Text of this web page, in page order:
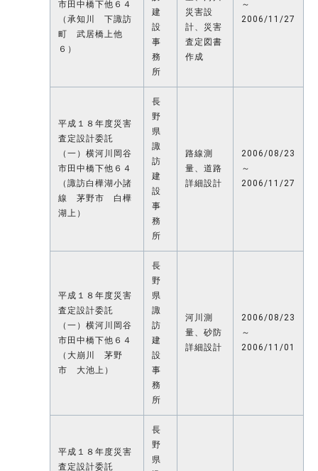
市田中橋下他６４
（承知川 下諏訪
町 武居橋上他
６）
建
設
事
務
所
災害設
計、災害
査定図書
作成
～
2006/11/27
平成１８年度災害
査定設計委託
（一）横河川岡谷
市田中橋下他６４
（諏訪白樺湖小諸
線 茅野市 白樺
湖上）
長
野
県
諏
訪
建
設
事
務
所
路線測
量、道路
詳細設計
2006/08/23
～
2006/11/27
平成１８年度災害
査定設計委託
（一）横河川岡谷
市田中橋下他６４
（大崩川 茅野
市 大池上）
長
野
県
諏
訪
建
設
事
務
所
河川測
量、砂防
詳細設計
2006/08/23
～
2006/11/01
平成１８年度災害
査定設計委託
長
野
県